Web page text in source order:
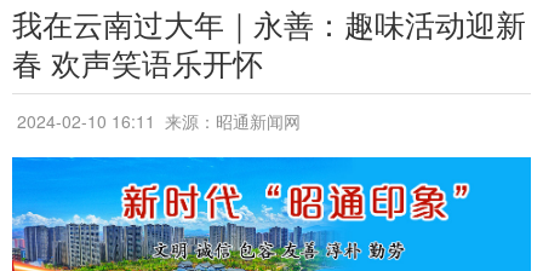
我在云南过大年｜永善：趣味活动迎新
春 欢声笑语乐开怀
2024-02-10 16:11 来源：昭通新闻网